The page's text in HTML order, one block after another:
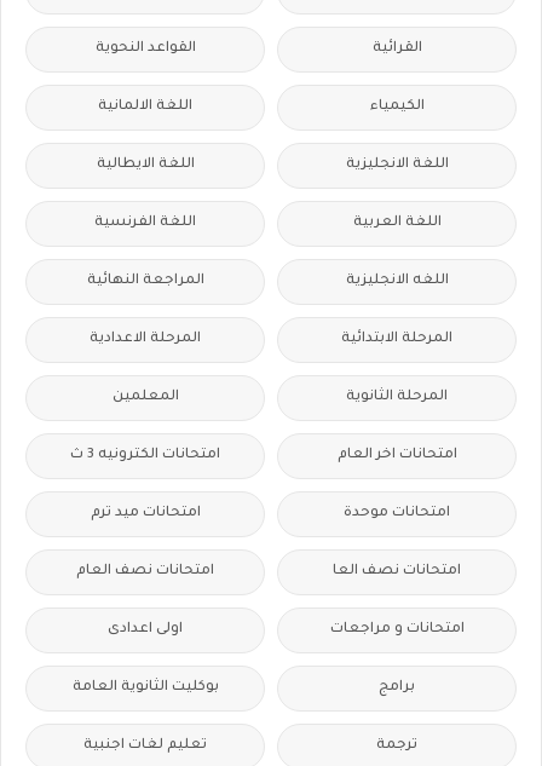
القرائية القواعد النحوية
الكيمياء اللغة الالمانية
اللغة الانجليزية اللغة الايطالية
اللغة العربية اللغة الفرنسية
اللغه الانجليزية المراجعة النهائية
المرحلة الابتدائية المرحلة الاعدادية
المرحلة الثانوية المعلمين
امتحانات اخر العام امتحانات الكترونيه 3 ث
امتحانات موحدة امتحانات ميد ترم
امتحانات نصف العا امتحانات نصف العام
امتحانات و مراجعات اولى اعدادى
برامج بوكليت الثانوية العامة
ترجمة تعليم لغات اجنبية